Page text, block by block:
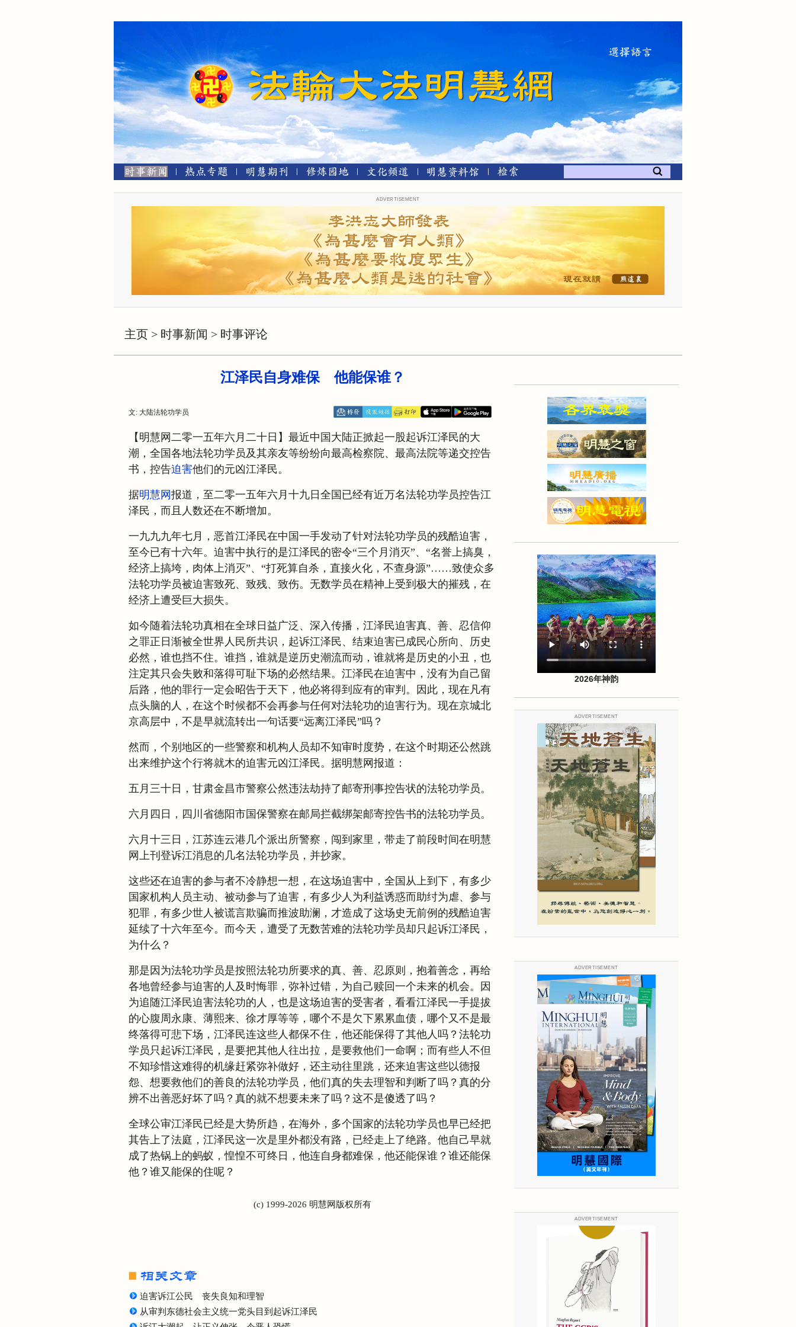
ADVERTISEMENT
主页 > 时事新闻 > 时事评论
江泽民自身难保 他能保谁？
文: 大陆法轮功学员
【明慧网二零一五年六月二十日】最近中国大陆正掀起一股起诉江泽民的大
潮，全国各地法轮功学员及其亲友等纷纷向最高检察院、最高法院等递交控告
书，控告迫害他们的元凶江泽民。
据明慧网 报道，至二零一五年六月十九日全国已经有近万名法轮功学员控告江
泽民，而且人数还在不断增加。
一九九九年七月，恶首江泽民在中国一手发动了针对法轮功学员的残酷迫害，
至今已有十六年。迫害中执行的是江泽民的密令“三个月消灭”、“名誉上搞臭，
经济上搞垮，肉体上消灭”、“打死算自杀，直接火化，不查身源”……致使众多
法轮功学员被迫害致死、致残、致伤。无数学员在精神上受到极大的摧残，在
经济上遭受巨大损失。
如今随着法轮功真相在全球日益广泛、深入传播，江泽民迫害真、善、忍信仰
之罪正日渐被全世界人民所共识，起诉江泽民、结束迫害已成民心所向、历史
必然，谁也挡不住。谁挡，谁就是逆历史潮流而动，谁就将是历史的小丑，也
注定其只会失败和落得可耻下场的必然结果。江泽民在迫害中，没有为自己留
后路，他的罪行一定会昭告于天下，他必将得到应有的审判。因此，现在凡有
点头脑的人，在这个时候都不会再参与任何对法轮功的迫害行为。现在京城北
京高层中，不是早就流转出一句话要“远离江泽民”吗？
然而，个别地区的一些警察和机构人员却不知审时度势，在这个时期还公然跳
出来维护这个行将就木的迫害元凶江泽民。据明慧网报道：
五月三十日，甘肃金昌市警察公然违法劫持了邮寄刑事控告状的法轮功学员。
六月四日，四川省德阳市国保警察在邮局拦截绑架邮寄控告书的法轮功学员。
六月十三日，江苏连云港几个派出所警察，闯到家里，带走了前段时间在明慧
网上刊登诉江消息的几名法轮功学员，并抄家。
这些还在迫害的参与者不冷静想一想，在这场迫害中，全国从上到下，有多少
国家机构人员主动、被动参与了迫害，有多少人为利益诱惑而助纣为虐、参与
犯罪，有多少世人被谎言欺骗而推波助澜，才造成了这场史无前例的残酷迫害
延续了十六年至今。而今天，遭受了无数苦难的法轮功学员却只起诉江泽民，
为什么？
那是因为法轮功学员是按照法轮功所要求的真、善、忍原则，抱着善念，再给
各地曾经参与迫害的人及时悔罪，弥补过错，为自己赎回一个未来的机会。因
为追随江泽民迫害法轮功的人，也是这场迫害的受害者，看看江泽民一手提拔
的心腹周永康、薄熙来、徐才厚等等，哪个不是欠下累累血债，哪个又不是最
终落得可悲下场，江泽民连这些人都保不住，他还能保得了其他人吗？法轮功
学员只起诉江泽民，是要把其他人往出拉，是要救他们一命啊；而有些人不但
不知珍惜这难得的机缘赶紧弥补做好，还主动往里跳，还来迫害这些以德报
怨、想要救他们的善良的法轮功学员，他们真的失去理智和判断了吗？真的分
辨不出善恶好坏了吗？真的就不想要未来了吗？这不是傻透了吗？
全球公审江泽民已经是大势所趋，在海外，多个国家的法轮功学员也早已经把
其告上了法庭，江泽民这一次是里外都没有路，已经走上了绝路。他自己早就
成了热锅上的蚂蚁，惶惶不可终日，他连自身都难保，他还能保谁？谁还能保
他？谁又能保的住呢？
(c) 1999-2026 明慧网版权所有
迫害诉江公民 丧失良知和理智
从审判东德社会主义统一党头目到起诉江泽民
2026年神韵
ADVERTISEMENT
ADVERTISEMENT
ADVERTISEMENT